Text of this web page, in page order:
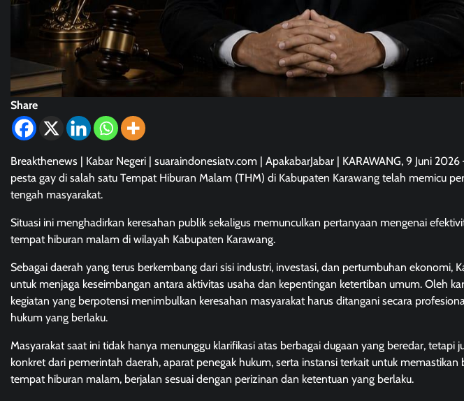
Share
Breakthenews | Kabar Negeri | suaraindonesiatv.com | ApakabarJabar | KARAWANG, 9 Juni
pesta gay di salah satu Tempat Hiburan Malam (THM) di Kabupaten Karawang telah memicu
tengah masyarakat.
Situasi ini menghadirkan keresahan publik sekaligus memunculkan pertanyaan mengenai
tempat hiburan malam di wilayah Kabupaten Karawang.
Sebagai daerah yang terus berkembang dari sisi industri, investasi, dan pertumbuhan ekonomi,
untuk menjaga keseimbangan antara aktivitas usaha dan kepentingan ketertiban umum. Oleh
kegiatan yang berpotensi menimbulkan keresahan masyarakat harus ditangani secara
hukum yang berlaku.
Masyarakat saat ini tidak hanya menunggu klarifikasi atas berbagai dugaan yang beredar, tetapi
konkret dari pemerintah daerah, aparat penegak hukum, serta instansi terkait untuk
tempat hiburan malam, berjalan sesuai dengan perizinan dan ketentuan yang berlaku.